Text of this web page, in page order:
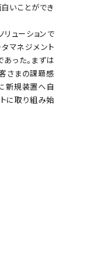
いことができ
ューションで
マネジメント
った。まずは
さまの課題感
新規装置へ自
に取り組み始